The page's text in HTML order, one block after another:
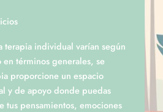
terapia individual varían según
términos generales, se
proporcione un espacio
y de apoyo donde puedas
tus pensamientos, emociones